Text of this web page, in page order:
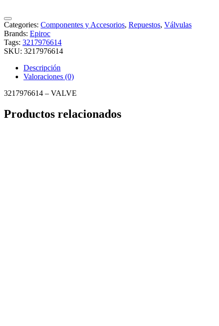
Categories: Componentes y Accesorios, Repuestos, Válvulas
Brands: Epiroc
Tags: 3217976614
SKU: 3217976614
Descripción
Valoraciones (0)
3217976614 – VALVE
Productos relacionados